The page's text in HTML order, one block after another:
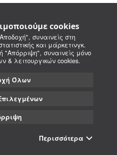
cookies
συναινείς στη
και μάρκετινγκ.
"Απόρριψη", συναινείς μόνο
& λειτουργικών cookies.
Όλων
Περισσότερα